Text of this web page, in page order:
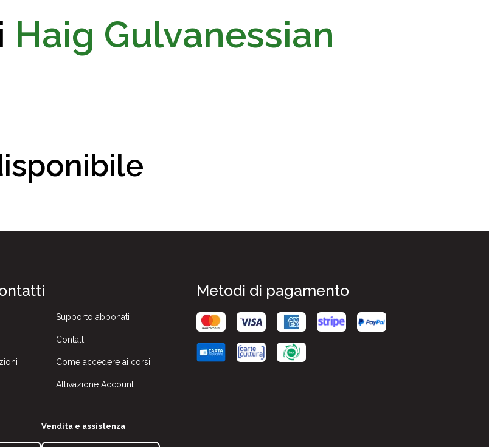
Haig Gulvanessian
Supporto abbonati
Contatti
Come accedere ai corsi
Attivazione Account
Vendita e assistenza
Metodi di pagamento